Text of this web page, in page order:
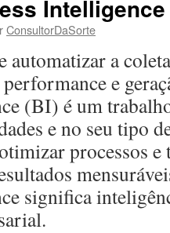
ConsultorDaSorte
automatizar a
e
(BI) é um
e no seu tipo
processos
significa